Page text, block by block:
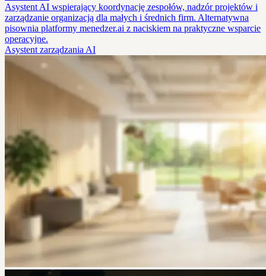
Asystent AI wspierający koordynację zespołów, nadzór projektów i
zarządzanie organizacją dla małych i średnich firm. Alternatywna
pisownia platformy menedzer.ai z naciskiem na praktyczne wsparcie
operacyjne.
Asystent zarządzania AI